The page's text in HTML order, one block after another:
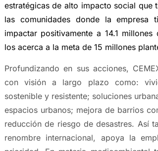
estratégicas de alto impacto social que
las comunidades donde la empresa
impactar positivamente a 14.1
los acerca a la meta de 15 millones
Profundizando en sus acciones,
con visión a largo plazo como:
sostenible y resistente; soluciones
espacios urbanos; mejora de barrios
reducción de riesgo de desastres. Así
renombre internacional, apoya la